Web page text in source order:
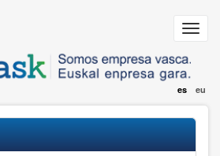
es eu